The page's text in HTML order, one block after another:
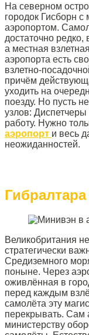
На северном
городок Гисборн
аэропортом.
достаточно редко,
а местная
аэропорта есть
взлетно-
причём
уходить на
поезду. Но пусть
узлов:
работу. Нужно
аэропорт и весь
неожиданностей.
Великобритания
стратегически
Средиземного
поныне. Через
оживлённая в
перед каждым
самолёта эту
перекрывать. Сам
министерству